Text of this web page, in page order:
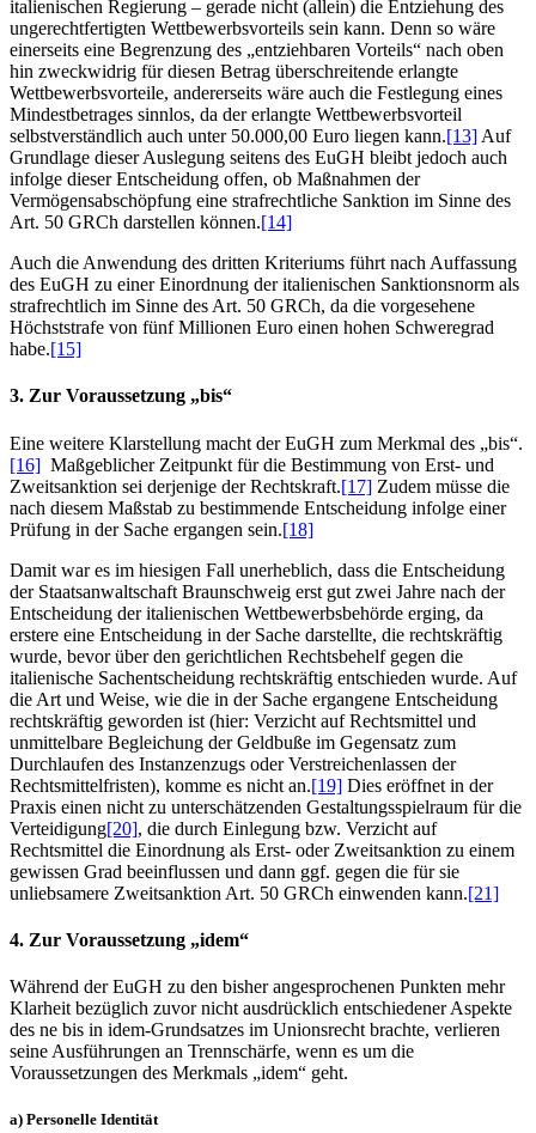
italienischen Regierung – gerade nicht (allein) die Entziehung des
ungerechtfertigten Wettbewerbsvorteils sein kann. Denn so wäre
einerseits eine Begrenzung des „entziehbaren Vorteils“ nach oben
hin zweckwidrig für diesen Betrag überschreitende erlangte
Wettbewerbsvorteile, andererseits wäre auch die Festlegung eines
Mindestbetrages sinnlos, da der erlangte Wettbewerbsvorteil
selbstverständlich auch unter 50.000,00 Euro liegen kann.[13] Auf
Grundlage dieser Auslegung seitens des EuGH bleibt jedoch auch
infolge dieser Entscheidung offen, ob Maßnahmen der
Vermögensabschöpfung eine strafrechtliche Sanktion im Sinne des
Art. 50 GRCh darstellen können.[14]
Auch die Anwendung des dritten Kriteriums führt nach Auffassung
des EuGH zu einer Einordnung der italienischen Sanktionsnorm als
strafrechtlich im Sinne des Art. 50 GRCh, da die vorgesehene
Höchststrafe von fünf Millionen Euro einen hohen Schweregrad
habe.[15]
3. Zur Voraussetzung „bis“
Eine weitere Klarstellung macht der EuGH zum Merkmal des „bis“.
[16] Maßgeblicher Zeitpunkt für die Bestimmung von Erst- und
Zweitsanktion sei derjenige der Rechtskraft.[17] Zudem müsse die
nach diesem Maßstab zu bestimmende Entscheidung infolge einer
Prüfung in der Sache ergangen sein.[18]
Damit war es im hiesigen Fall unerheblich, dass die Entscheidung
der Staatsanwaltschaft Braunschweig erst gut zwei Jahre nach der
Entscheidung der italienischen Wettbewerbsbehörde erging, da
erstere eine Entscheidung in der Sache darstellte, die rechtskräftig
wurde, bevor über den gerichtlichen Rechtsbehelf gegen die
italienische Sachentscheidung rechtskräftig entschieden wurde. Auf
die Art und Weise, wie die in der Sache ergangene Entscheidung
rechtskräftig geworden ist (hier: Verzicht auf Rechtsmittel und
unmittelbare Begleichung der Geldbuße im Gegensatz zum
Durchlaufen des Instanzenzugs oder Verstreichenlassen der
Rechtsmittelfristen), komme es nicht an.[19] Dies eröffnet in der
Praxis einen nicht zu unterschätzenden Gestaltungsspielraum für die
Verteidigung[20], die durch Einlegung bzw. Verzicht auf
Rechtsmittel die Einordnung als Erst- oder Zweitsanktion zu einem
gewissen Grad beeinflussen und dann ggf. gegen die für sie
unliebsamere Zweitsanktion Art. 50 GRCh einwenden kann.[21]
4. Zur Voraussetzung „idem“
Während der EuGH zu den bisher angesprochenen Punkten mehr
Klarheit bezüglich zuvor nicht ausdrücklich entschiedener Aspekte
des ne bis in idem-Grundsatzes im Unionsrecht brachte, verlieren
seine Ausführungen an Trennschärfe, wenn es um die
Voraussetzungen des Merkmals „idem“ geht.
a) Personelle Identität